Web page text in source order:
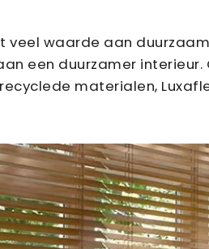
veel waarde aan
een duurzamer
materialen,